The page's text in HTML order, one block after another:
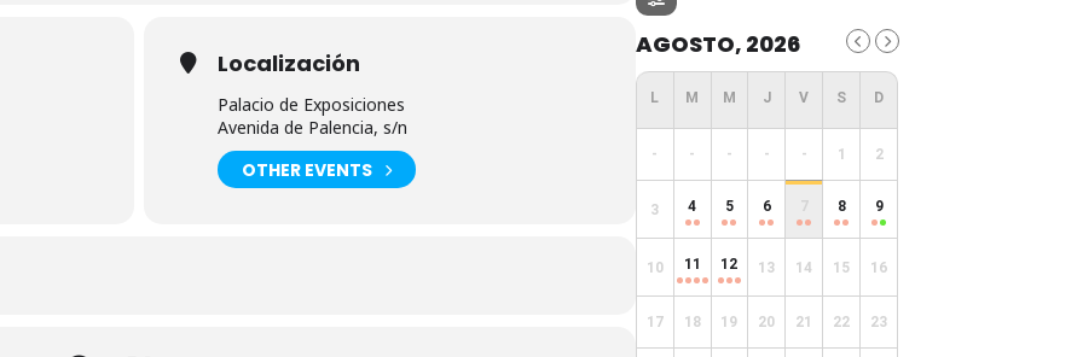
Localización
Palacio de Exposiciones
Avenida de Palencia, s/n
OTHER EVENTS
AGOSTO, 2026
- - - - - 1 2
3 4 5 6 7 8 9
10 11 12 13 14 15 16
17 18 19 20 21 22 23